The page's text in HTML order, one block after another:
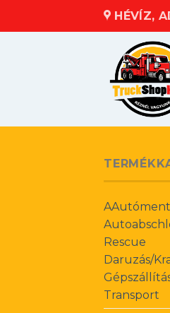
HÉVÍZ,
Rescue
Daruzás/
Transport